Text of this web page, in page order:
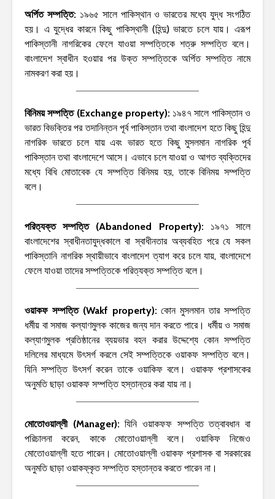
অর্পিত সম্পত্তি: ১৯৬৫ সালে পাকিস্থান ও ভারতের মধ্যে যুদ্ধ সংগঠিত
হয়। এ যুদ্ধের কারনে কিছু পাকিস্থানী (হিন্দু) ভারতে চলে যায়। এরূপ
পাকিস্তানী নাগরিকের ফেলে যাওয়া সম্পত্তিকে শত্রু সম্পত্তি বলে।
বাংলাদেশ স্বাধীন হওয়ার পর উক্ত সম্পত্তিকে অর্পিত সম্পত্তি নামে
নামকরণ করা হয়।
বিনিময় সম্পত্তি (Exchange property): ১৯৪৭ সালে পাকিস্তান ও
ভারত বিভক্তির পর তদানিন্তন পূর্ব পাকিস্তান তথা বাংলাদেশ হতে কিছু হিন্দু
নাগরিক ভারতে চলে যায় এবং ভারত হতে কিছু মুসলমান নাগরিক পূর্ব
পাকিস্তান তথা বাংলাদেশে আসে। এভাবে চলে যাওয়া ও আগত ব্যক্তিদের
মধ্যে বিধি মোতাবেক যে সম্পত্তি বিনিময় হয়, তাকে বিনিময় সম্পত্তি
বলে।
পরিত্যক্ত সম্পত্তি (Abandoned Property): ১৯৭১ সালে
বাংলাদেশের স্বাধীনতাযুদ্ধকালে বা স্বাধীনতার অব্যবহিত পরে যে সকল
পাকিস্তানি নাগরিক স্থায়ীভাবে বাংলাদেশ ত্যাগ করে চলে যায়, বাংলাদেশে
ফেলে যাওয়া তাদের সম্পত্তিকে পরিত্যক্ত সম্পত্তি বলে।
ওয়াকফ সম্পত্তি (Wakf property):কোন মুসলমান তার সম্পত্তি
ধর্মীয় বা সমাজ কল্যাণমুলক কাজের জন্য দান করতে পারে। ধর্মীয় ও সমাজ
কল্যাণমুলক প্রতিষ্ঠানের ব্যয়ভার বহন করার উদ্দেশ্যে কোন সম্পত্তি
দলিলের মাধ্যমে উৎসর্গ করলে সেই সম্পত্তিকে ওয়াকফ সম্পত্তি বলে।
যিনি সম্পত্তি উৎসর্গ করেন তাকে ওয়াকিফ বলে। ওয়াকফ প্রশাসকের
অনুমতি ছাড়া ওয়াকফ সম্পত্তি হস্তান্তর করা যায় না।
মোতোওয়াল্লী (Manager):যিনি ওয়াকফফ সম্পত্তি তত্বাবধান বা
পরিচালনা করেন, কাকে মোতোওয়াল্লী বলে। ওয়াকিফ নিজেও
মোতোওয়াল্লী হতে পারেন। মোতোওয়াল্লী ওয়াকফ প্রশাসক বা সরকারের
অনুমতি ছাড়া ওয়াকফ্কৃত সম্পত্তি হস্তান্তর করতে পারেন না।